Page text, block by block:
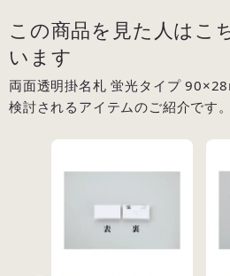
この商品を見た人はこ
います
両面透明掛名札 蛍光タイプ
検討されるアイテムのご紹介です。